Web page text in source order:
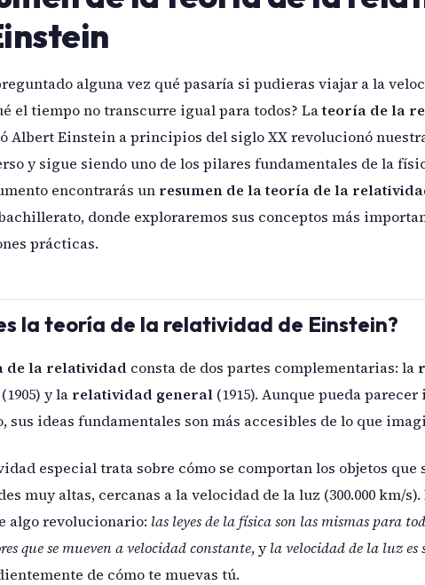
alguna vez qué pasaría si pudieras viajar a la
el tiempo no transcurre igual para todos? Lateoría de la
Albert Einstein a principios del siglo XX revolucionó
y sigue siendo uno de los pilares fundamentales de la
encontrarás un resumen de la teoría de la
donde exploraremos sus conceptos más
prácticas.
la teoría de la relatividad de Einstein?
de la relatividad consta de dos partes complementarias: la
(1905) y la relatividad general (1915). Aunque pueda
sus ideas fundamentales son más accesibles de lo que
especial trata sobre cómo se comportan los objetos que
muy altas, cercanas a la velocidad de la luz (300.000 km/
algo revolucionario: las leyes de la física son las mismas para
que se mueven a velocidad constante, yla velocidad de la luz es
de cómo te muevas tú.